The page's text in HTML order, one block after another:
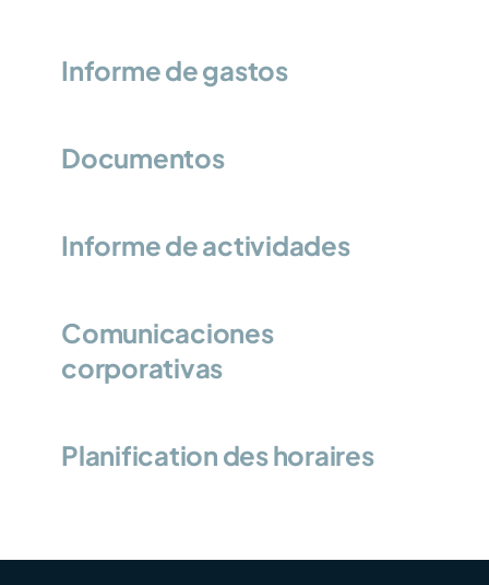
Informe de gastos
Documentos
Informe de actividades
Comunicaciones
corporativas
Planification des horaires